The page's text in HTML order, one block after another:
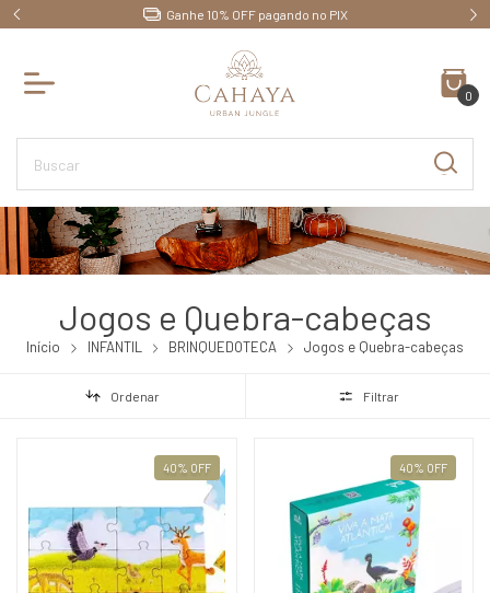
Ganhe 10% OFF pagando no PIX
0
Jogos e Quebra-cabeças
Início INFANTIL BRINQUEDOTECA Jogos e Quebra-cabeças
Ordenar Filtrar
40% OFF 40% OFF